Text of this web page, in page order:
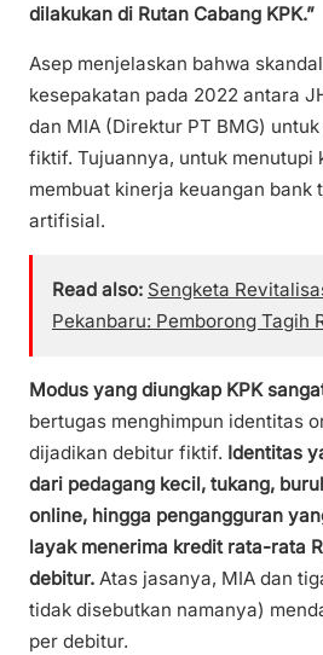
dilakukan di Rutan Cabang KPK.”
Asep menjelaskan bahwa
kesepakatan pada 2022 antara
dan MIA (Direktur PT BMG)
fiktif. Tujuannya, untuk menutupi
membuat kinerja keuangan bank
artifisial.
Read also: Sengketa
Pekanbaru: Pemborong Tagih
Modus yang diungkap KPK
bertugas menghimpun identitas
dijadikan debitur fiktif. Identitas
dari pedagang kecil, tukang,
online, hingga pengangguran
layak menerima kredit rata-rata
debitur. Atas jasanya, MIA dan
tidak disebutkan namanya)
per debitur.